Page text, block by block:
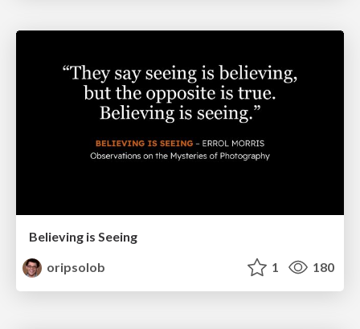
Believing is Seeing
oripsolob
1 180